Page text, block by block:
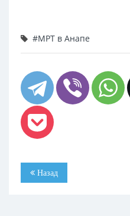
#МРТ в Анапе
Назад